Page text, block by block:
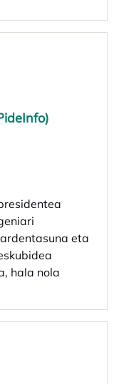
eta
hala nola